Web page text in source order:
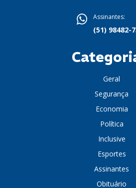
Assinantes:
(51) 98482-
Geral
Segurança
Economia
Política
Inclusive
Esportes
Assinantes
Obituário